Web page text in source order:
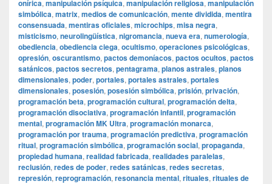
onírica, manipulación psíquica, manipulación religiosa, manipulación
simbólica, matrix, medios de comunicación, mente dividida, mentira
consensuada, mentiras oficiales, microchips, misa negra,
misticismo, neurolingüística, nigromancia, nueva era, numerología,
obediencia, obediencia ciega, ocultismo, operaciones psicológicas,
opresión, oscurantismo, pactos demoníacos, pactos ocultos, pactos
satánicos, pactos secretos, pentagrama, planos astrales, planos
dimensionales, poder, portales, portales astrales, portales
dimensionales, posesión, posesión simbólica, prisión, privación,
programación beta, programación cultural, programación delta,
programación disociativa, programación infantil, programación
mental, programación MK Ultra, programación monarca,
programación por trauma, programación predictiva, programación
ritual, programación simbólica, programación social, propaganda,
propiedad humana, realidad fabricada, realidades paralelas,
reclusión, redes de poder, redes satánicas, redes secretas,
represión, reprogramación, resonancia mental, rituales, rituales de